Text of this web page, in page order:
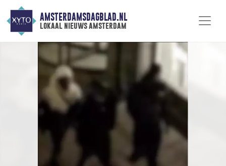
AMSTERDAMSDAGBLAD.NL
lokaal nieuws amsterdam